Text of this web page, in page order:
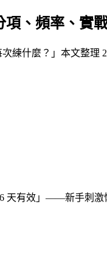
項、頻率、實
次練什麼？ 」本文整理
天有效 」——新手刺激